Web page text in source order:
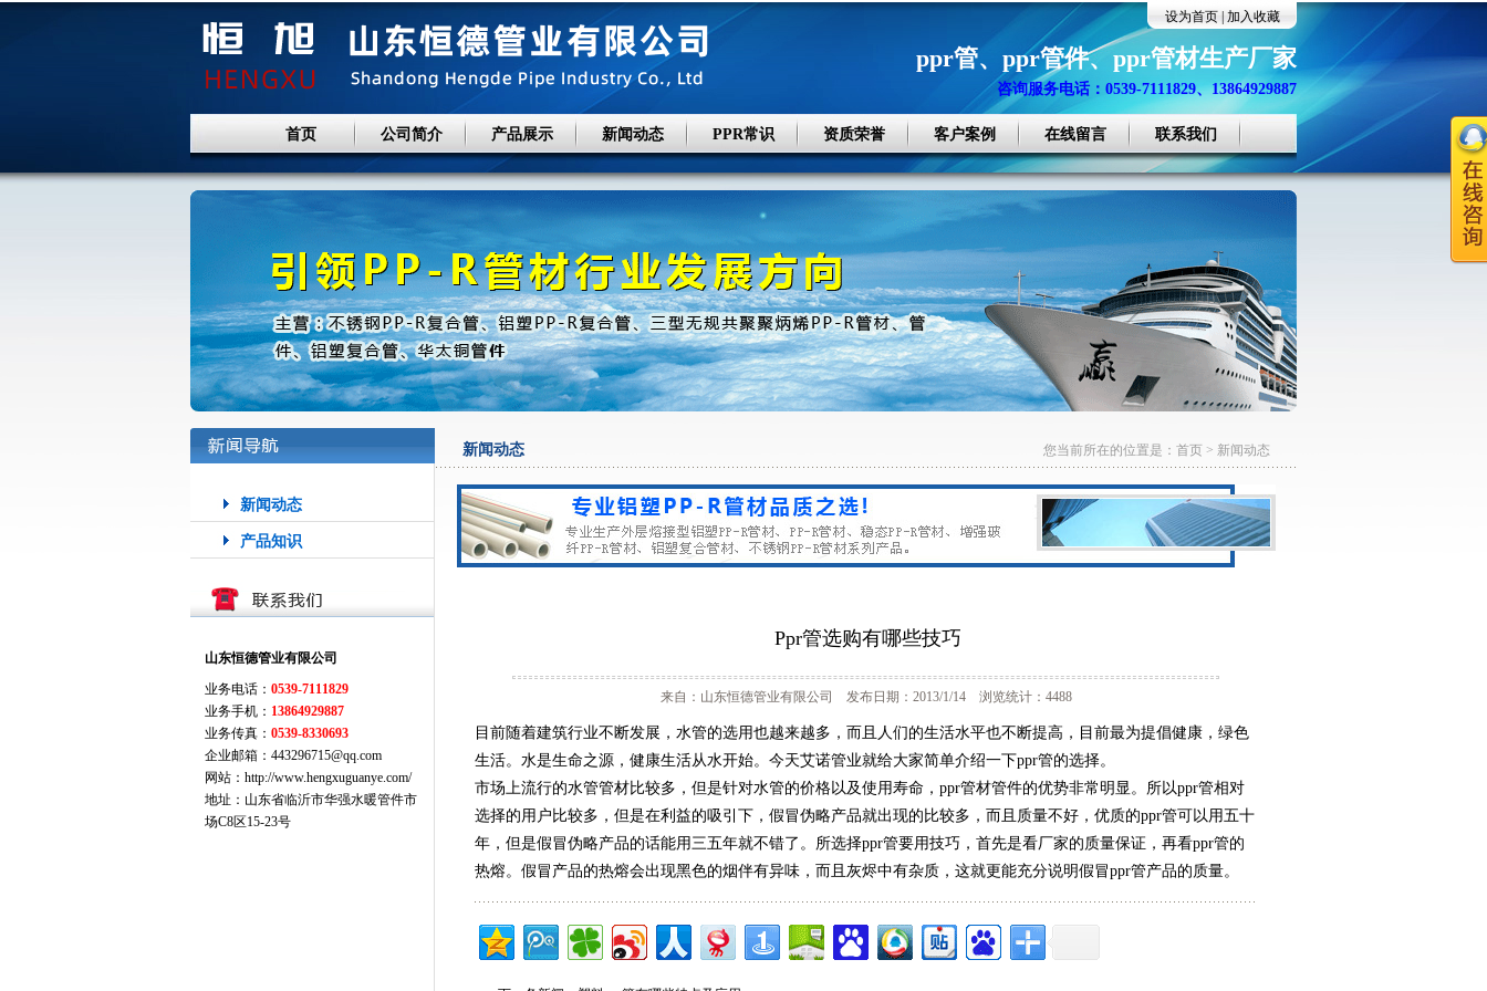
设为首页| 加入收藏
ppr管、 ppr管件、 ppr管材生产厂家
咨询服务电话：0539-7111829、13864929887
首页 公司简介 产品展示 新闻动态 PPR常识 资质荣誉 客户案例 在线留言 联系我们
新闻动态
产品知识
山东恒德管业有限公司
业务电话： 0539-7111829
业务手机： 13864929887
业务传真： 0539-8330693
企业邮箱：443296715@qq.com
网站：http://www.hengxuguanye.com/
地址：山东省临沂市华强水暖管件市
场C8区15-23号
新闻动态 您当前所在的位置是： 首页> 新闻动态
Ppr管选购有哪些技巧
来自：山东恒德管业有限公司 发布日期：2013/1/14 浏览统计：4488
目前随着建筑行业不断发展，水管的选用也越来越多，而且人们的生活水平也不断提高，目前最为提倡健康，绿色
生活。水是生命之源，健康生活从水开始。今天艾诺管业就给大家简单介绍一下ppr管的选择。
市场上流行的水管管材比较多，但是针对水管的价格以及使用寿命，ppr管材管件的优势非常明显。所以ppr管相对
选择的用户比较多，但是在利益的吸引下，假冒伪略产品就出现的比较多，而且质量不好，优质的ppr管可以用五十
年，但是假冒伪略产品的话能用三五年就不错了。所选择ppr管要用技巧，首先是看厂家的质量保证，再看ppr管的
热熔。假冒产品的热熔会出现黑色的烟伴有异味，而且灰烬中有杂质，这就更能充分说明假冒ppr管产品的质量。